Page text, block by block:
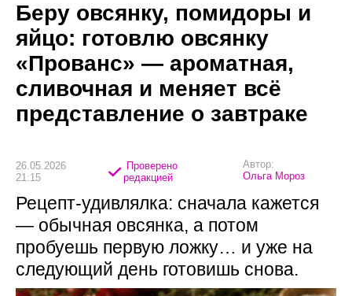
Беру овсянку, помидоры и
яйцо: готовлю овсянку
«Прованс» — ароматная,
сливочная и меняет всё
представление о завтраке
26.05.2026
21:15
Проверено
редакцией
Автор:
Ольга Мороз
Рецепт-удивлялка: сначала кажется
— обычная овсянка, а потом
пробуешь первую ложку… и уже на
следующий день готовишь снова.